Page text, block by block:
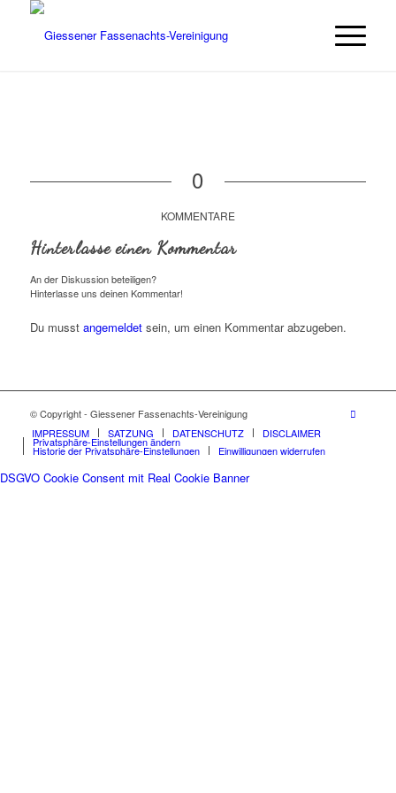
0
KOMMENTARE
Hinterlasse einen Kommentar
An der Diskussion beteiligen?
Hinterlasse uns deinen Kommentar!
Du musst angemeldetsein, um einen Kommentar abzugeben.
© Copyright - Giessener Fassenachts-Vereinigung
IMPRESSUM
SATZUNG DATENSCHUTZ DISCLAIMER
Privatsphäre-Einstellungen ändern
Historie der Privatsphäre-Einstellungen Einwilligungen widerrufen
DSGVO Cookie Consent mit Real Cookie Banner